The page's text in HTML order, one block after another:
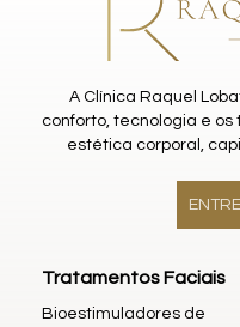
A Clínica Raquel
conforto, tecnologia e
estética corporal,
Tratamentos Faciais
Bioestimuladores de